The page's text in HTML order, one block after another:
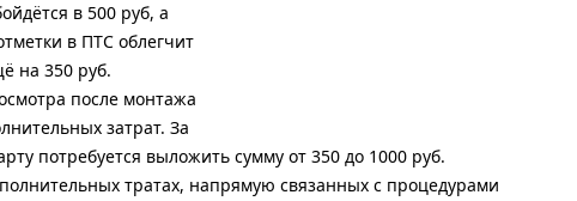
в 500 руб, а
в ПТС облегчит
на 350 руб.
после монтажа
затрат. За
потребуется выложить сумму от 350 до 1000 руб.
тратах, напрямую связанных с процедурами